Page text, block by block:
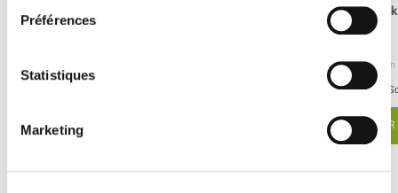
Préférences
Statistiques
Marketing
Saladier rond Ecokraft 500 ml
47,52 € Le carton
Saladier rond
- H63 Ø155 mm- Carton
39,63 € Le carton
Découvrez aussi